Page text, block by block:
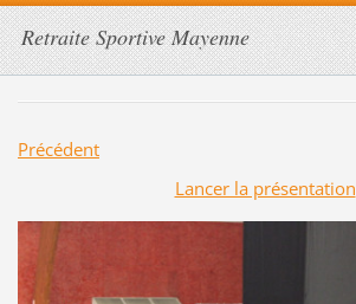
Retraite Sportive Mayenne
Précédent
Lancer la présentation